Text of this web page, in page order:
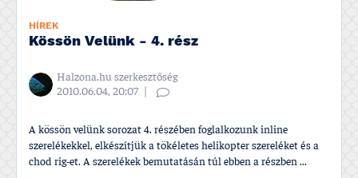
HÍREK
Kössön Velünk - 4. rész
Halzona.hu szerkesztőség
2010.06.04, 20:07
A kössön velünk sorozat 4. részében foglalkozunk inline
szerelékekkel, elkészí­tjük a tökéletes helikopter szereléket és a
chod rig-et. A szerelékek bemutatásán túl ebben a részben ...